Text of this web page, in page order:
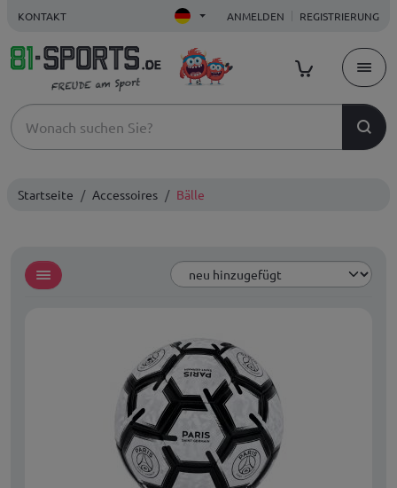
KONTAKT ANMELDEN REGISTRIERUNG
Startseite Accessoires Bälle